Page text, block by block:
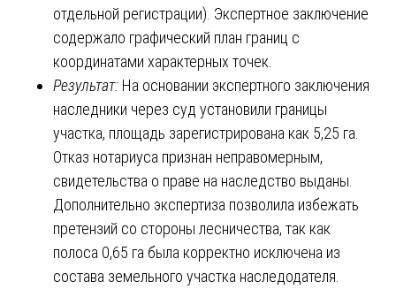
отдельной регистрации). Экспертное заключение
содержало графический план границ с
координатами характерных точек.
Результат: На основании экспертного заключения
наследники через суд установили границы
участка, площадь зарегистрирована как 5,25 га.
Отказ нотариуса признан неправомерным,
свидетельства о праве на наследство выданы.
Дополнительно экспертиза позволила избежать
претензий со стороны лесничества, так как
полоса 0,65 га была корректно исключена из
состава земельного участка наследодателя.